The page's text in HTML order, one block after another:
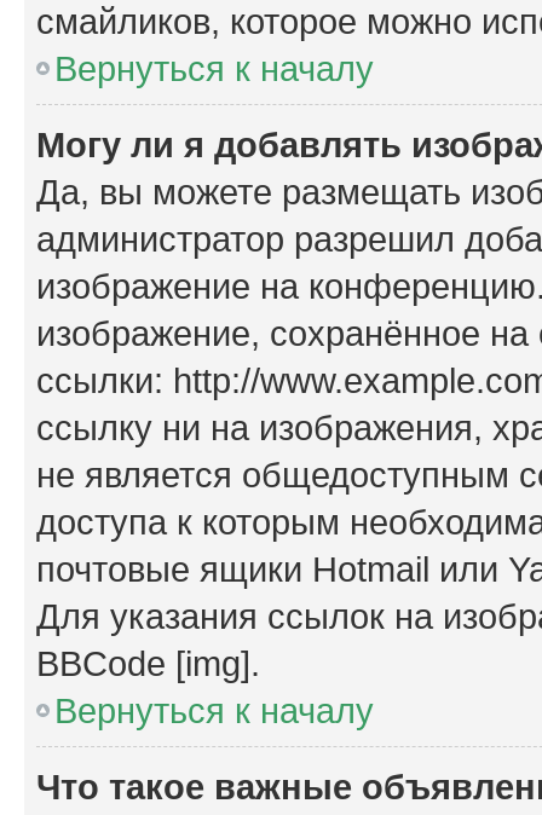
смайликов, которое можно
Вернуться к началу
Могу ли я добавлять
Да, вы можете размещать
администратор разрешил
изображение на
изображение, сохранённое
ссылки: http://
ссылку ни на изображения,
не является общедоступным
доступа к которым
почтовые ящики Hotmail или
Для указания ссылок на
BBCode [img].
Вернуться к началу
Что такое важные